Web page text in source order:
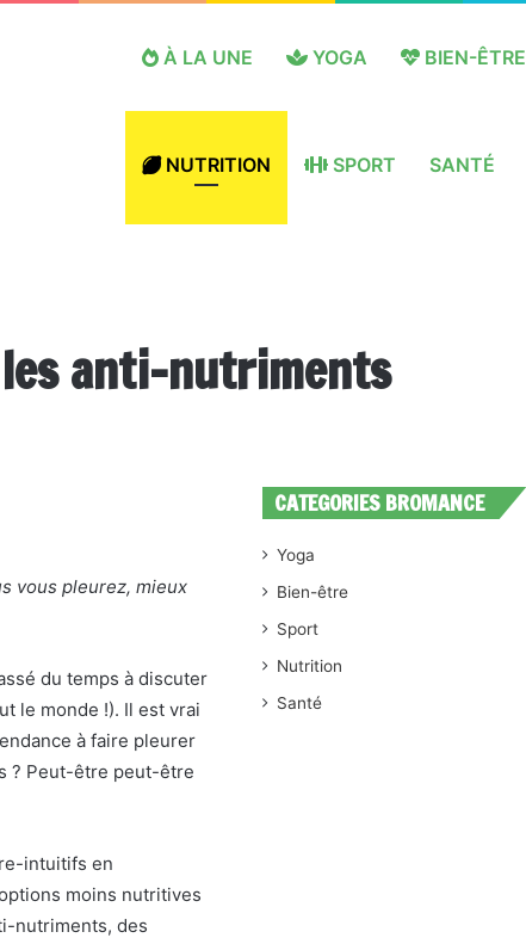
À LA UNE YOGA BIEN-ÊTRE
NUTRITION SPORT SANTÉ
anti-nutriments
vous pleurez, mieux
du temps à discuter
le monde !). Il est vrai
à faire pleurer
? Peut-être peut-être
intuitifs en
moins nutritives
nutriments, des
CATEGORIES BROMANCE
Yoga
Bien-être
Sport
Nutrition
Santé